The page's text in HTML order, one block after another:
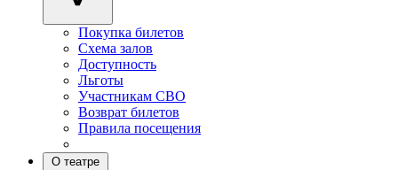
Покупка билетов
Схема залов
Доступность
Льготы
Участникам СВО
Возврат билетов
Правила посещения
О театре